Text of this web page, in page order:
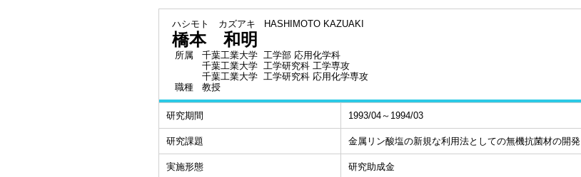
ハシモト カズアキ HASHIMOTO KAZUAKI
橋本 和明
所属
千葉工業大学 工学部 応用化学科
千葉工業大学 工学研究科 工学専攻
千葉工業大学 工学研究科 応用化学専攻
職種
教授
研究期間 1993/04～1994/03
研究課題 金属リン酸塩の新規な利用法としての無機抗菌材の開発
実施形態 研究助成金